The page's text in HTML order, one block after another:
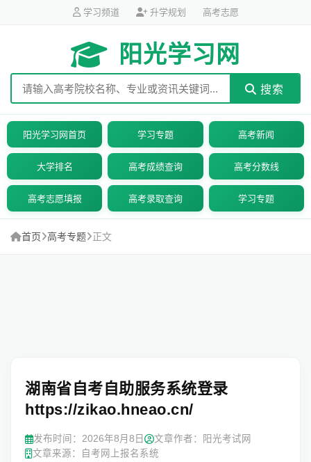
学习频道 升学规划 高考志愿
阳光学习网
搜索
阳光学习网首页 学习专题 高考新闻
大学排名 高考成绩查询 高考分数线
高考志愿填报 高考录取查询 学习专题
首页 高考专题 正文
湖南省自考自助服务系统登录
https://zikao.hneao.cn/
发布时间： 2026年8月8日
文章作者：阳光考试网
文章来源：自考网上报名系统